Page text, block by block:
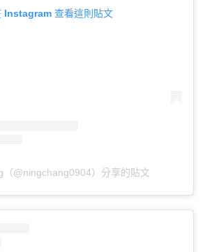
Instagram 查看這則貼文
（@ningchang0904）分享的貼文